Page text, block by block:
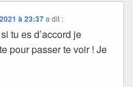
à 23:37 a dit :
tu es d’accord je
pour passer te voir ! Je